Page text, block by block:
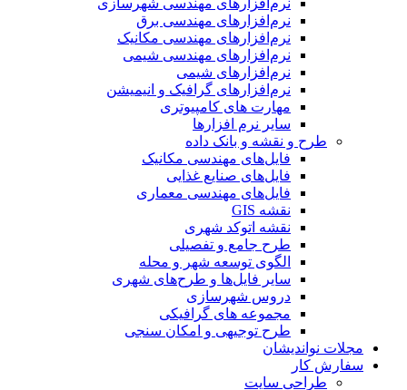
نرم‌افزارهای مهندسی برق
نرم‌افزارهای مهندسی مکانیک
نرم‌افزارهای مهندسی شیمی
نرم‌افزارهای شیمی
نرم‌افزارهای گرافیک و انیمیشن
مهارت های کامپیوتری
سایر نرم افزارها
طرح و نقشه و بانک داده
فایل‌های مهندسی مکانیک
فایل‌های صنایع غذایی
فایل‌های مهندسی معماری
نقشه GIS
نقشه اتوکد شهری
طرح جامع و تفصیلی
الگوی توسعه شهر و محله
سایر فایل‌ها و طرح‌های شهری
دروس شهرسازی
مجموعه های گرافیکی
طرح توجیهی و امکان سنجی
مجلات نواندیشان
سفارش کار
طراحی سایت